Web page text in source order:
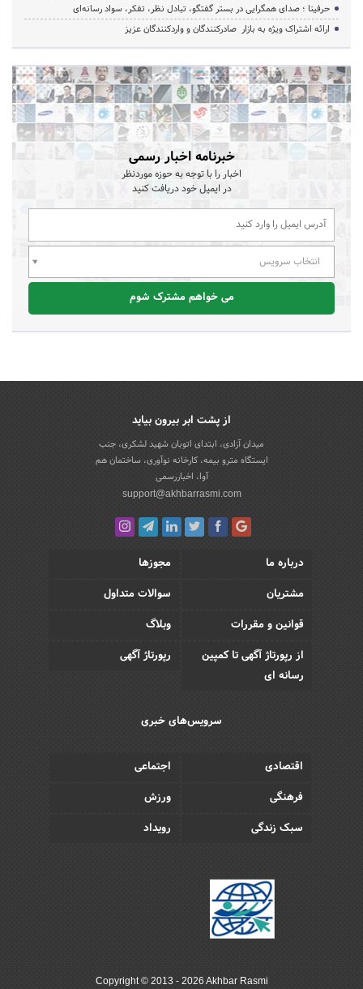
حرفینا ؛ صدای همگرایی در بستر گفتگو، تبادل نظر، تفکر، سواد رسانه‌ای
ارائه اشتراک ویژه به بازار صادرکنندگان و واردکنندگان عزیز
خبرنامه اخبار رسمی
اخبار را با توجه به حوزه موردنظر
در ایمیل خود دریافت کنید
انتخاب سرویس
می خواهم مشترک شوم
از پشت ابر بیرون بیاید
میدان آزادی، ابتدای اتوبان شهید لشکری، جنب
ایستگاه مترو بیمه، کارخانه نوآوری، ساختمان هم
آوا، اخباررسمی
support@akhbarrasmi.com
درباره ما
مجوزها
مشتریان
سوالات متداول
قوانین و مقررات
وبلاگ
از رپورتاژ آگهی تا کمپین
رسانه ای
رپورتاژ آگهی
سرویس‌های خبری
اقتصادی
اجتماعی
فرهنگی
ورزش
سبک زندگی
رویداد
Copyright © 2013 - 2026 Akhbar Rasmi